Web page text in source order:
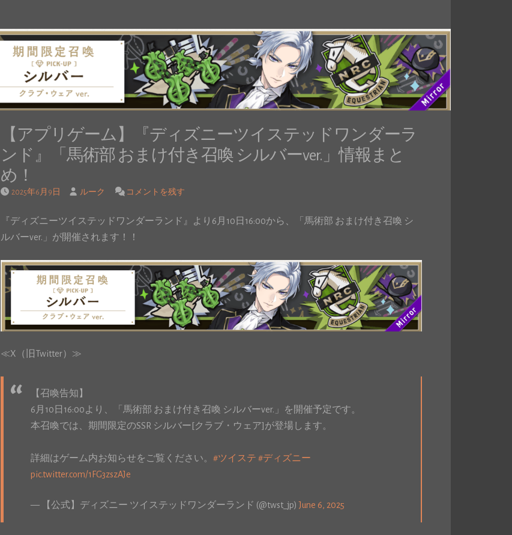
【アプリゲーム】『ディズニーツイステッドワンダーラ
ンド』「馬術部 おまけ付き召喚 シルバーver.」情報まと
め！
2025年6月9日 ルーク コメントを残す
『ディズニーツイステッドワンダーランド』より6月10日16:00から、「馬術部 おまけ付き召喚 シ
ルバーver.」が開催されます！！
≪X（旧Twitter）≫
【召喚告知】
6月10日16:00より、「馬術部 おまけ付き召喚 シルバーver.」を開催予定です。
本召喚では、期間限定のSSR シルバー[クラブ・ウェア]が登場します。
詳細はゲーム内お知らせをご覧ください。 #ツイステ #ディズニー
pic.twitter.com/1FG3zszAJe
— 【公式】ディズニー ツイステッドワンダーランド (@twst_jp)June 6, 2025